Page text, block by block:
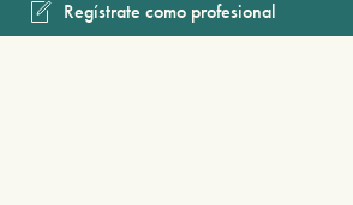
Regístrate como profesional